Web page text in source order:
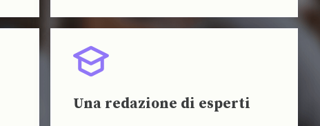
Una redazione di esperti